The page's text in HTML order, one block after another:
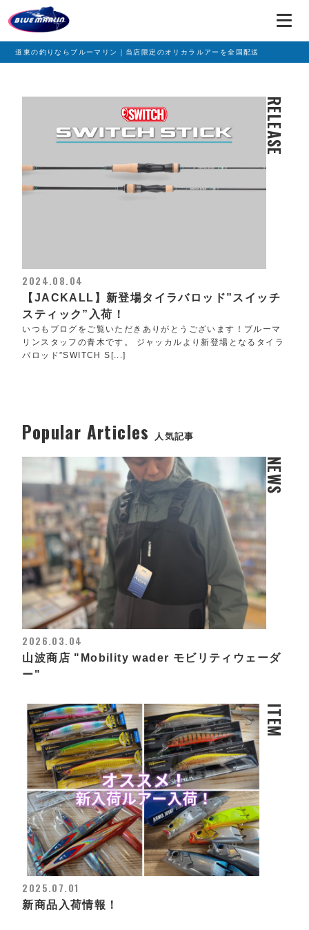
道東の釣りならブルーマリン｜当店限定のオリカラルアーを全国配送
RELEASE
2024.08.04
【JACKALL】新登場タイラバロッド”スイッチ
スティック”入荷！
いつもブログをご覧いただきありがとうございます！ブルーマ
リンスタッフの青木です。 ジャッカルより新登場となるタイラ
バロッド”SWITCH S[...]
Popular Articles 人気記事
NEWS
2026.03.04
山波商店 "Mobility wader モビリティウェーダ
ー"
ITEM
2025.07.01
新商品入荷情報！